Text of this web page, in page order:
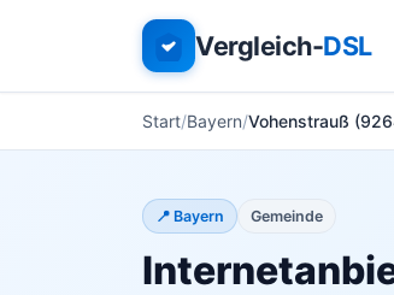
Vergleich-DSL
Start Bayern Vohenstrauß
📍 Bayern Gemeinde